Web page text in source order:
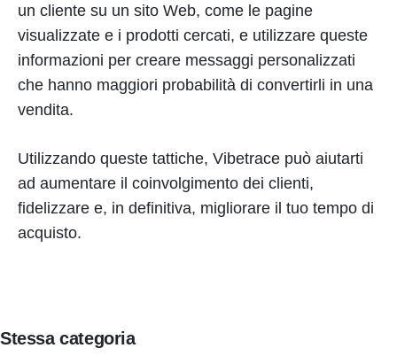
un cliente su un sito Web, come le pagine
visualizzate e i prodotti cercati, e utilizzare queste
informazioni per creare messaggi personalizzati
che hanno maggiori probabilità di convertirli in una
vendita.
Utilizzando queste tattiche, Vibetrace può aiutarti
ad aumentare il coinvolgimento dei clienti,
fidelizzare e, in definitiva, migliorare il tuo tempo di
acquisto.
Stessa categoria